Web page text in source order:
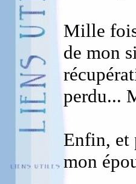
Mille
de mon
perdu...
Enfin, et
mon